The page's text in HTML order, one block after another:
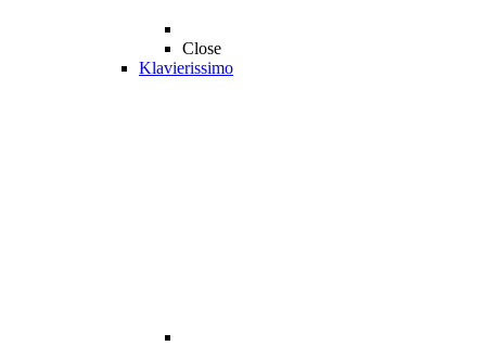
Close
Klavierissimo